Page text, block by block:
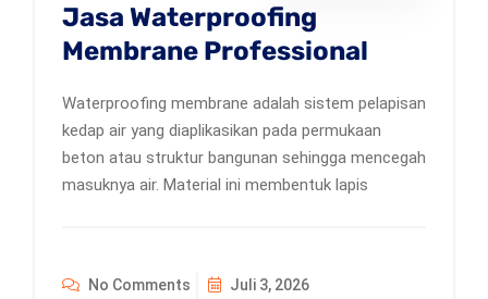
Jasa Waterproofing
Membrane Professional
Waterproofing membrane adalah sistem pelapisan
kedap air yang diaplikasikan pada permukaan
beton atau struktur bangunan sehingga mencegah
masuknya air. Material ini membentuk lapis
No Comments Juli 3, 2026